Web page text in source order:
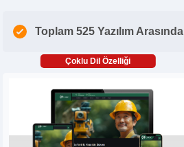
Toplam 525 Yazılım Arasında
Çoklu Dil Özelliği